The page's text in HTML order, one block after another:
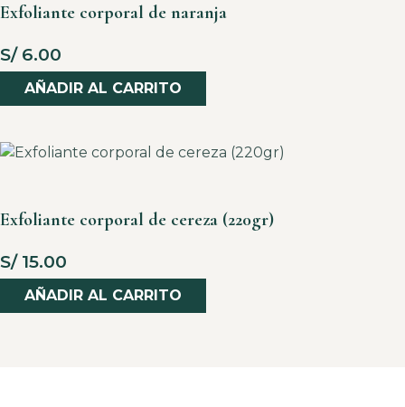
Exfoliante corporal de naranja
S/6.00
AÑADIR AL CARRITO
Exfoliante corporal de cereza (220gr)
S/15.00
AÑADIR AL CARRITO